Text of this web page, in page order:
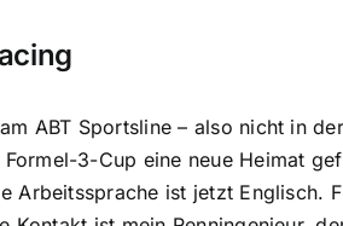
ABT Sportsline – also nicht in
3-Cup eine neue Heimat
Arbeitssprache ist jetzt Englisch.